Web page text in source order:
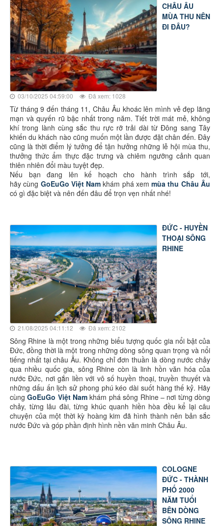
CHÂU ÂU
MÙA THU NÊN
ĐI ĐÂU?
03/10/2025 04:59:00 Đã xem: 1028
Từ tháng 9 đến tháng 11, Châu Âu khoác lên mình vẻ đẹp lãng
mạn và quyến rũ bậc nhất trong năm. Tiết trời mát mẻ, không
khí trong lành cùng sắc thu rực rỡ trải dài từ Đông sang Tây
khiến du khách nào cũng muốn một lần được đặt chân đến. Đây
cũng là thời điểm lý tưởng để tận hưởng những lễ hội mùa thu,
thưởng thức ẩm thực đặc trưng và chiêm ngưỡng cảnh quan
thiên nhiên đổi màu tuyệt đẹp.
Nếu bạn đang lên kế hoạch cho hành trình sắp tới,
hãy cùng GoEuGo Việt Nam khám phá xemmùa thu Châu Âu
có gì đặc biệt và nên đến đâu để trọn vẹn nhất nhé!
ĐỨC - HUYỀN
THOẠI SÔNG
RHINE
21/08/2025 04:11:12 Đã xem: 2102
Sông Rhine là một trong những biểu tượng quốc gia nổi bật của
Đức, đồng thời là một trong những dòng sông quan trọng và nổi
tiếng nhất tại châu Âu. Không chỉ đơn thuần là dòng nước chảy
qua nhiều quốc gia, sông Rhine còn là linh hồn văn hóa của
nước Đức, nơi gắn liền với vô số huyền thoại, truyền thuyết và
những dấu ấn lịch sử phong phú kéo dài suốt hàng thế kỷ. Hãy
cùngGoEuGo Việt Nam khám phá sông Rhine – nơi từng dòng
chảy, từng lâu đài, từng khúc quanh hiền hòa đều kể lại câu
chuyện của một thời kỳ hoàng kim đã hình thành nên bản sắc
nước Đức và góp phần định hình nền văn minh Châu Âu.
COLOGNE
ĐỨC - THÀNH
PHỐ 2000
NĂM TUỔI
BÊN DÒNG
SÔNG RHINE